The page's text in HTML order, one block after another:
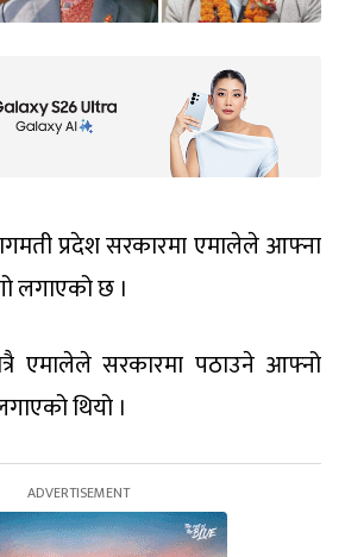
प्रदेश सरकारमा एमालेले आफ्ना
लगाएको छ ।
एमालेले सरकारमा पठाउने आफ्नो
थियो ।